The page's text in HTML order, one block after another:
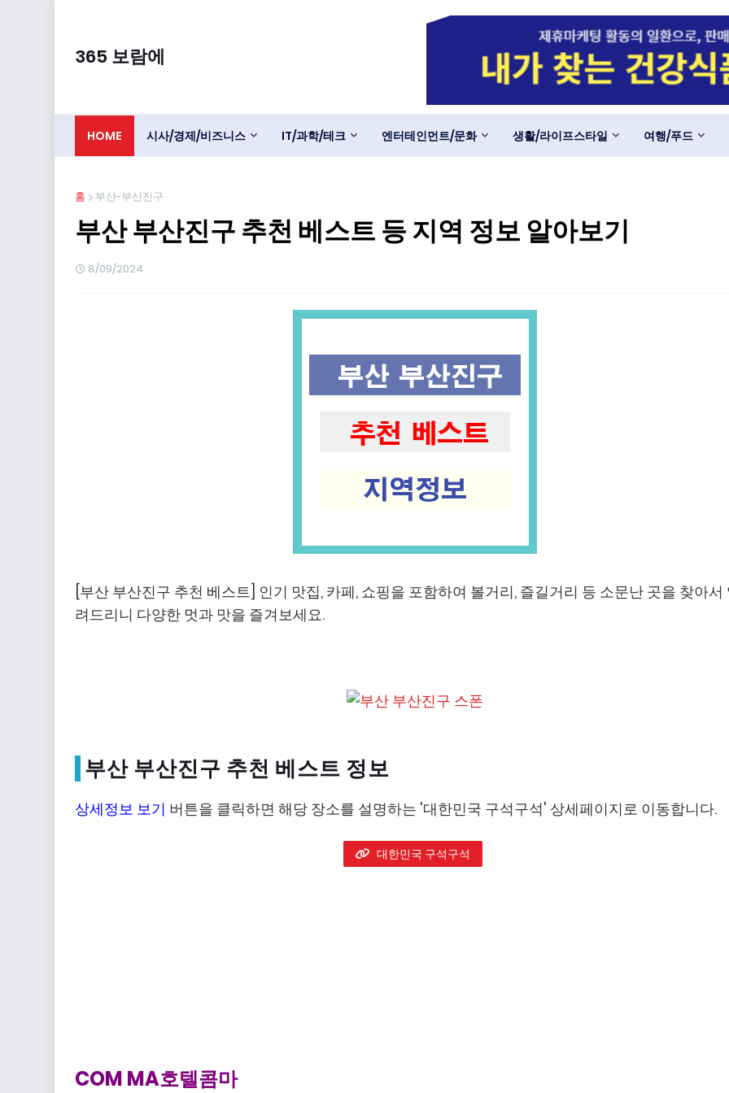
365 보람에
HOME 시사/경제/비즈니스 IT/과학/테크 엔터테인먼트/문화 생활/라이프스타일 여행/푸드
홈 부산-부산진구
부산 부산진구 추천 베스트 등 지역 정보 알아보기
8/09/2024
[부산 부산진구 추천 베스트] 인기 맛집, 카페, 쇼핑을 포함하여 볼거리, 즐길거리 등 소문난 곳을 찾아서
려드리니 다양한 멋과 맛을 즐겨보세요.
부산 부산진구 추천 베스트 정보
상세정보 보기 버튼을 클릭하면 해당 장소를 설명하는 '대한민국 구석구석' 상세페이지로 이동합니다.
대한민국 구석구석
COM MA호텔콤마